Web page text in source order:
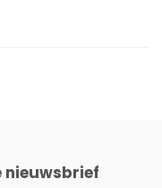
nieuwsbrief